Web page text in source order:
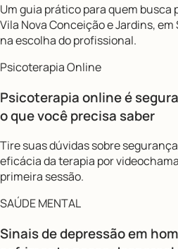
Um guia prático para quem busca
Vila Nova Conceição e Jardins,
na escolha do profissional.
Psicoterapia Online
Psicoterapia online é
o que você precisa saber
Tire suas dúvidas sobre
eficácia da terapia por
primeira sessão.
SAÚDE MENTAL
Sinais de depressão em